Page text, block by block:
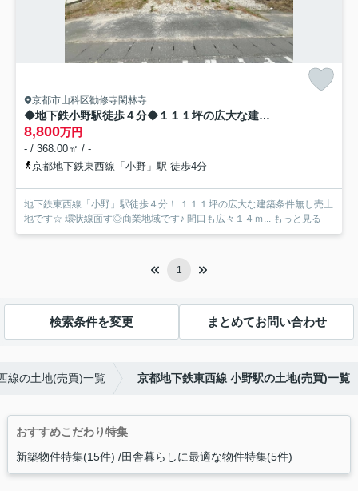
京都市山科区勧修寺閑林寺
◆地下鉄小野駅徒歩４分◆１１１坪の広大な建築条件無し売土地◆環状線面す◆商業地域◆山科区勧修寺閑林寺
8,800万円
- / 368.00㎡ / -
京都地下鉄東西線「小野」駅 徒歩4分
地下鉄東西線「小野」駅徒歩４分！ １１１坪の広大な建築条件無し売土
地です☆ 環状線面す◎商業地域です♪ 間口も広々１４ｍ...
もっと見る
1
検索条件を変更 まとめてお問い合わせ
線の土地(売買)一覧 京都地下鉄東西線 小野駅の土地(売買)一覧
おすすめこだわり特集
新築物件特集(15件) 田舎暮らしに最適な物件特集(5件)